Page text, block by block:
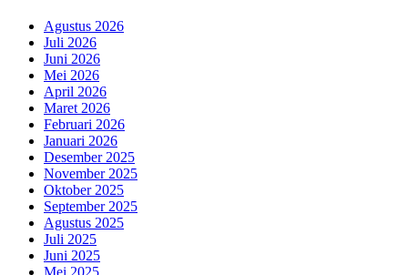
Agustus 2026
Juli 2026
Juni 2026
Mei 2026
April 2026
Maret 2026
Februari 2026
Januari 2026
Desember 2025
November 2025
Oktober 2025
September 2025
Agustus 2025
Juli 2025
Juni 2025
Mei 2025